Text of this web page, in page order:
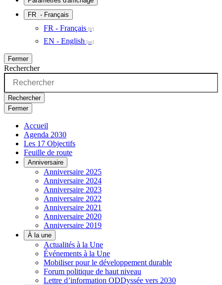
FR - Français
FR - Français
EN - English
Fermer
Rechercher
Rechercher
Fermer
Accueil
Agenda 2030
Les 17 Objectifs
Feuille de route
Anniversaire
Anniversaire 2025
Anniversaire 2024
Anniversaire 2023
Anniversaire 2022
Anniversaire 2021
Anniversaire 2020
Anniversaire 2019
À la une
Actualités à la Une
Événements à la Une
Mobiliser pour le développement durable
Forum politique de haut niveau
Lettre d’information ODDyssée vers 2030